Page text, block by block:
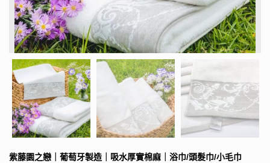
紫藤園之戀｜葡萄牙製造｜吸水厚實棉麻｜浴巾/頭髮巾/小毛巾